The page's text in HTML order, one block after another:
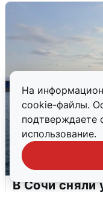
На
cookie-файлы.
подтверждаете
использование.
В Сочи сняли